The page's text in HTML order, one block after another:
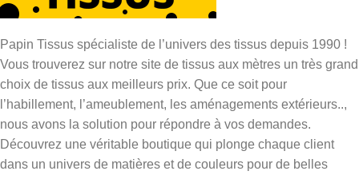
Papin Tissus spécialiste de l’univers des tissus depuis 1990 !
Vous trouverez sur notre site de tissus aux mètres un très grand
choix de tissus aux meilleurs prix. Que ce soit pour
l’habillement, l’ameublement, les aménagements extérieurs..,
nous avons la solution pour répondre à vos demandes.
Découvrez une véritable boutique qui plonge chaque client
dans un univers de matières et de couleurs pour de belles